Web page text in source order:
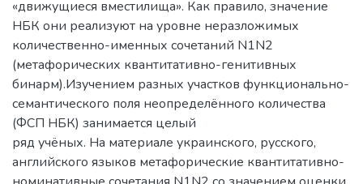
«движущиеся вместилища». Как правило, значение
НБК они реализуют на уровне неразложимых
количественно-именных сочетаний N1N2
(метафорических квантитативно-генитивных
бинарм).Изучением разных участков функционально-
семантического поля неопределённого количества
(ФСП НБК) занимается целый
ряд учёных. На материале украинского, русского,
английского языков метафорические квантитативно-